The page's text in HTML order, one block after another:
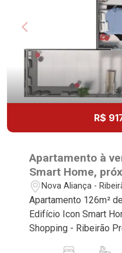
R$
Apartamento à
Smart Home,
Shopping -
Nova Aliança -
Apartamento 126m²
Edifício Icon Smart
Shopping - Ribeirão Preto/SP.